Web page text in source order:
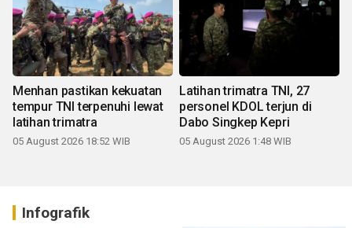
Menhan pastikan kekuatan
tempur TNI terpenuhi lewat
latihan trimatra
05 August 2026 18:52 WIB
Latihan trimatra TNI, 27
personel KDOL terjun di
Dabo Singkep Kepri
05 August 2026 1:48 WIB
Infografik